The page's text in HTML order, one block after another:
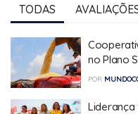
TODAS
no Plano
POR
Liderança